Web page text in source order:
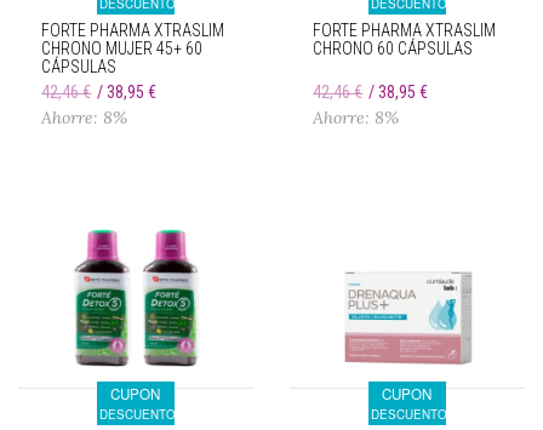
DESCUENTO
FORTE PHARMA XTRASLIM
CHRONO MUJER 45+ 60
CÁPSULAS
42,46 €
38,95 €
Ahorre: 8%
DESCUENTO
FORTE PHARMA XTRASLIM
CHRONO 60 CÁPSULAS
42,46 € 38,95 €
Ahorre: 8%
CUPON
DESCUENTO
CUPON
DESCUENTO